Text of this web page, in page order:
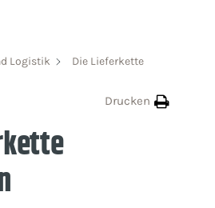
Logistik
Die Lieferkette
Drucken